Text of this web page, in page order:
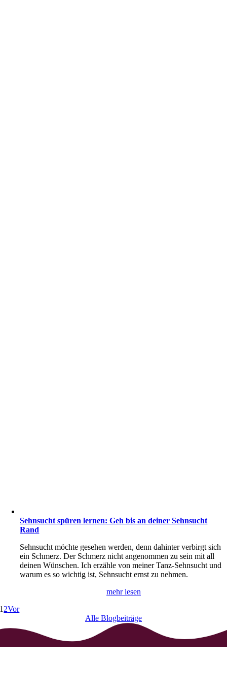
Sehnsucht spüren lernen: Geh bis an deiner Sehnsucht
Rand
Sehnsucht möchte gesehen werden, denn dahinter verbirgt sich
ein Schmerz. Der Schmerz nicht angenommen zu sein mit all
deinen Wünschen. Ich erzähle von meiner Tanz-Sehnsucht und
warum es so wichtig ist, Sehnsucht ernst zu nehmen.
mehr lesen
1 2Vor
Alle Blogbeiträge